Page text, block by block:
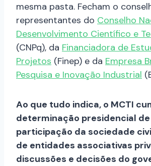
mesma pasta. Fecham o
representantes do Conselho
Desenvolvimento Científico e
(CNPq), da Financiadora de
Projetos (Finep) e da Empresa
Pesquisa e Inovação Industrial
Ao que tudo indica, o MCTI
determinação presidencial
participação da sociedade
de entidades associativas
discussões e decisões do